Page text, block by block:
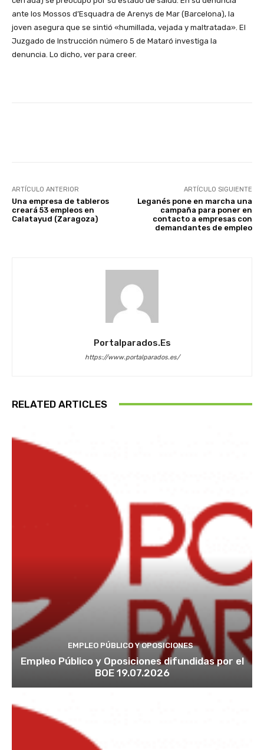
ante los Mossos d’Esquadra de Arenys de Mar (Barcelona), la
joven asegura que se sintió «humillada, vejada y maltratada». El
Juzgado de Instrucción número 5 de Mataró investiga la
denuncia. Lo dicho, ver para creer.
ARTÍCULO ANTERIOR
Una empresa de tableros
creará 53 empleos en
Calatayud (Zaragoza)
ARTÍCULO SIGUIENTE
Leganés pone en marcha una
campaña para poner en
contacto a empresas con
demandantes de empleo
Portalparados.es
https://www.portalparados.es/
RELATED ARTICLES
EMPLEO PÚBLICO Y OPOSICIONES
Empleo Público y Oposiciones difundidas por el
BOE 19.07.2026